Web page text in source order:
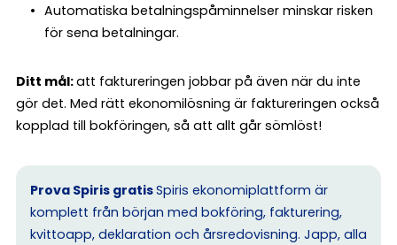
Automatiska betalningspåminnelser minskar risken
för sena betalningar.
Ditt mål:att faktureringen jobbar på även när du inte
gör det. Med rätt ekonomilösning är faktureringen också
kopplad till bokföringen, så att allt går sömlöst!
Prova Spiris gratisSpiris ekonomiplattform är
komplett från början med bokföring, fakturering,
kvittoapp, deklaration och årsredovisning. Japp, alla